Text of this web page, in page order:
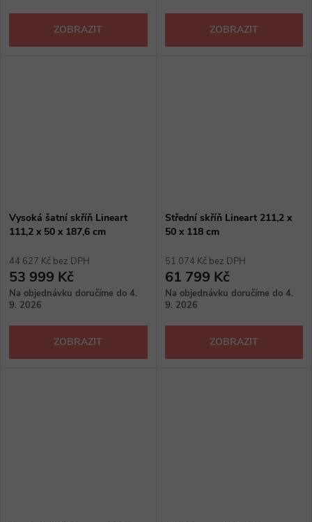
ZOBRAZIT ZOBRAZIT
Vysoká šatní skříň Lineart
111,2 x 50 x 187,6 cm
44 627 Kč bez DPH
53 999 Kč
Na objednávku doručíme do 4.
9. 2026
ZOBRAZIT
Střední skříň Lineart 211,2 x
50 x 118 cm
51 074 Kč bez DPH
61 799 Kč
Na objednávku doručíme do 4.
9. 2026
ZOBRAZIT